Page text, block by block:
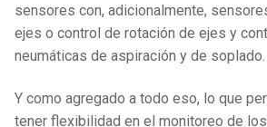
sensores con, adicionalmente,
ejes o control de rotación de ejes y
neumáticas de aspiración y de soplado.
Y como agregado a todo eso, lo que
tener flexibilidad en el monitoreo de